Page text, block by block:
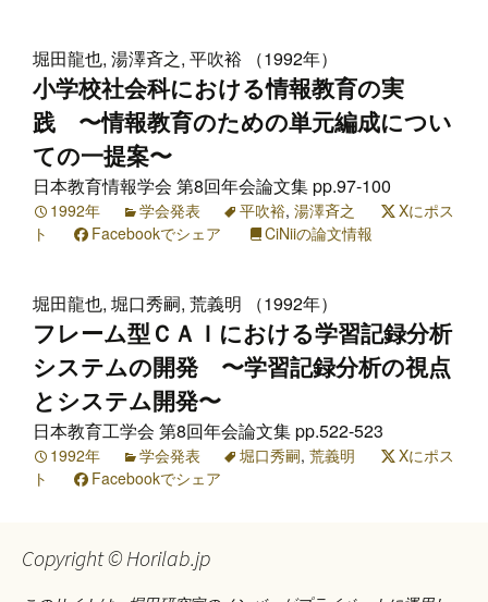
堀田龍也, 湯澤斉之, 平吹裕 （1992年）
小学校社会科における情報教育の実
践 〜情報教育のための単元編成につい
ての一提案〜
日本教育情報学会 第8回年会論文集 pp.97-100
1992年 学会発表 平吹裕, 湯澤斉之
Xにポス
ト
Facebookでシェア CiNiiの論文情報
堀田龍也, 堀口秀嗣, 荒義明 （1992年）
フレーム型ＣＡＩにおける学習記録分析
システムの開発 〜学習記録分析の視点
とシステム開発〜
日本教育工学会 第8回年会論文集 pp.522-523
1992年 学会発表 堀口秀嗣, 荒義明
Xにポス
ト
Facebookでシェア
Copyright © Horilab.jp